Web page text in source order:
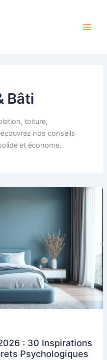
Bâti
toiture,
nos conseils
et économe.
: 30 Inspirations
Psychologiques